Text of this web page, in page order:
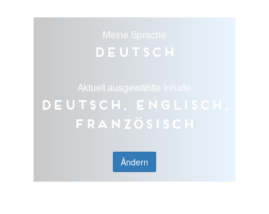
Meine Sprache
Deutsch
Aktuell ausgewählte Inhalte
Deutsch, Englisch,
Französisch
Ändern